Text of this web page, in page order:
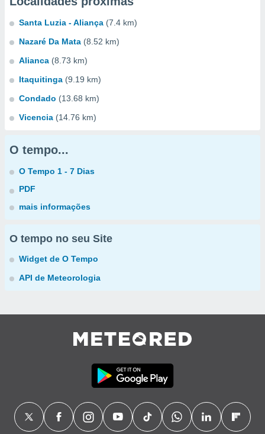
Santa Luzia - Aliança (7.4 km)
Nazaré Da Mata (8.52 km)
Alianca (8.73 km)
Itaquitinga (9.19 km)
Condado (13.68 km)
Vicencia (14.76 km)
O tempo...
O Tempo 1 - 7 Dias
PDF
mais informações
O tempo no seu Site
Widget de O Tempo
API de Meteorologia